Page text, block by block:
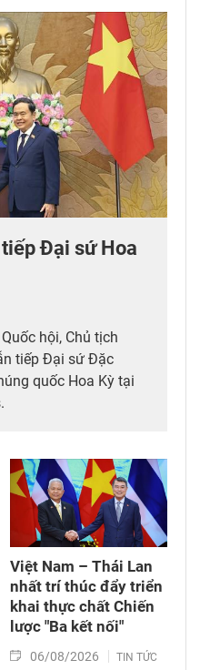
Đại sứ Hoa
hội, Chủ tịch
tiếp Đại sứ Đặc
quốc Hoa Kỳ tại
Việt Nam – Thái Lan
nhất trí thúc đẩy triển
khai thực chất Chiến
lược "Ba kết nối"
06/08/2026 TIN TỨC